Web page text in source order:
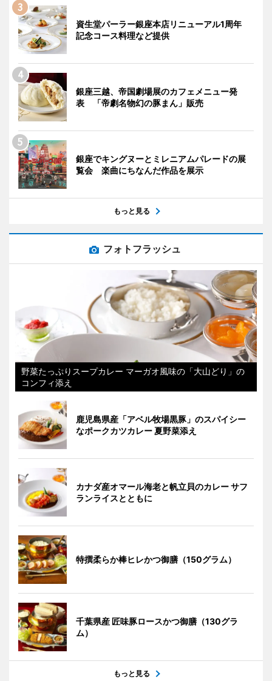
資生堂パーラー銀座本店リニューアル1周年
記念コース料理など提供
銀座三越、帝国劇場展のカフェメニュー発
表 「帝劇名物幻の豚まん」販売
銀座でキングヌーとミレニアムパレードの展
覧会 楽曲にちなんだ作品を展示
もっと見る
フォトフラッシュ
野菜たっぷりスープカレー マーガオ風味の「大山どり」の
コンフィ添え
鹿児島県産「アベル牧場黒豚」のスパイシー
なポークカツカレー 夏野菜添え
カナダ産オマール海老と帆立貝のカレー サフ
ランライスとともに
特撰柔らか棒ヒレかつ御膳（150グラム）
千葉県産 匠味豚ロースかつ御膳（130グラ
ム）
もっと見る